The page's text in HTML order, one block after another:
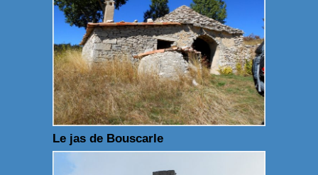
Le jas de Bouscarle